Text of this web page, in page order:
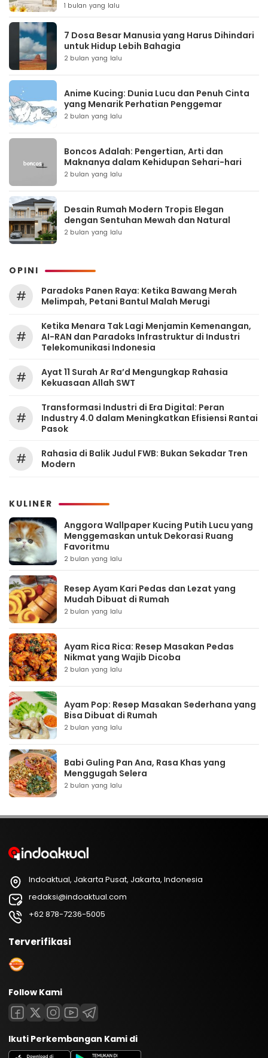
1 bulan yang lalu
7 Dosa Besar Manusia yang Harus Dihindari
untuk Hidup Lebih Bahagia
2 bulan yang lalu
Anime Kucing: Dunia Lucu dan Penuh Cinta
yang Menarik Perhatian Penggemar
2 bulan yang lalu
Boncos Adalah: Pengertian, Arti dan
Maknanya dalam Kehidupan Sehari-hari
2 bulan yang lalu
Desain Rumah Modern Tropis Elegan
dengan Sentuhan Mewah dan Natural
2 bulan yang lalu
OPINI
#
Paradoks Panen Raya: Ketika Bawang Merah
Melimpah, Petani Bantul Malah Merugi
#
Ketika Menara Tak Lagi Menjamin Kemenangan,
AI-RAN dan Paradoks Infrastruktur di Industri
Telekomunikasi Indonesia
#
Ayat 11 Surah Ar Ra’d Mengungkap Rahasia
Kekuasaan Allah SWT
#
Transformasi Industri di Era Digital: Peran
Industry 4.0 dalam Meningkatkan Efisiensi Rantai
Pasok
#
Rahasia di Balik Judul FWB: Bukan Sekadar Tren
Modern
KULINER
Anggora Wallpaper Kucing Putih Lucu yang
Menggemaskan untuk Dekorasi Ruang
Favoritmu
2 bulan yang lalu
Resep Ayam Kari Pedas dan Lezat yang
Mudah Dibuat di Rumah
2 bulan yang lalu
Ayam Rica Rica: Resep Masakan Pedas
Nikmat yang Wajib Dicoba
2 bulan yang lalu
Ayam Pop: Resep Masakan Sederhana yang
Bisa Dibuat di Rumah
2 bulan yang lalu
Babi Guling Pan Ana, Rasa Khas yang
Menggugah Selera
2 bulan yang lalu
Indoaktual, Jakarta Pusat, Jakarta, Indonesia
redaksi@indoaktual.com
+62 878-7236-5005
Terverifikasi
Follow Kami
Ikuti Perkembangan Kami di